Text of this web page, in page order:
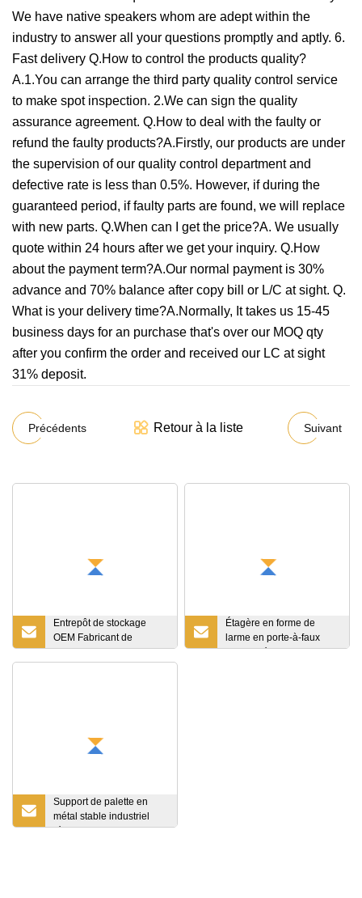
We have native speakers whom are adept within the
industry to answer all your questions promptly and aptly. 6.
Fast delivery Q.How to control the products quality?
A.1.You can arrange the third party quality control service
to make spot inspection. 2.We can sign the quality
assurance agreement. Q.How to deal with the faulty or
refund the faulty products?A.Firstly, our products are under
the supervision of our quality control department and
defective rate is less than 0.5%. However, if during the
guaranteed period, if faulty parts are found, we will replace
with new parts. Q.When can I get the price?A. We usually
quote within 24 hours after we get your inquiry. Q.How
about the payment term?A.Our normal payment is 30%
advance and 70% balance after copy bill or L/C at sight. Q.
What is your delivery time?A.Normally, It takes us 15-45
business days for an purchase that's over our MOQ qty
after you confirm the order and received our LC at sight
31% deposit.
Précédents Retour à la liste Suivant
Entrepôt de stockage
OEM Fabricant de
rayonnages de platelage
Étagère en forme de
larme en porte-à-faux
galvanisée pour
Support de palette en
métal stable industriel
résistant avec trou de